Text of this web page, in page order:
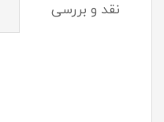
نقد و بررسی